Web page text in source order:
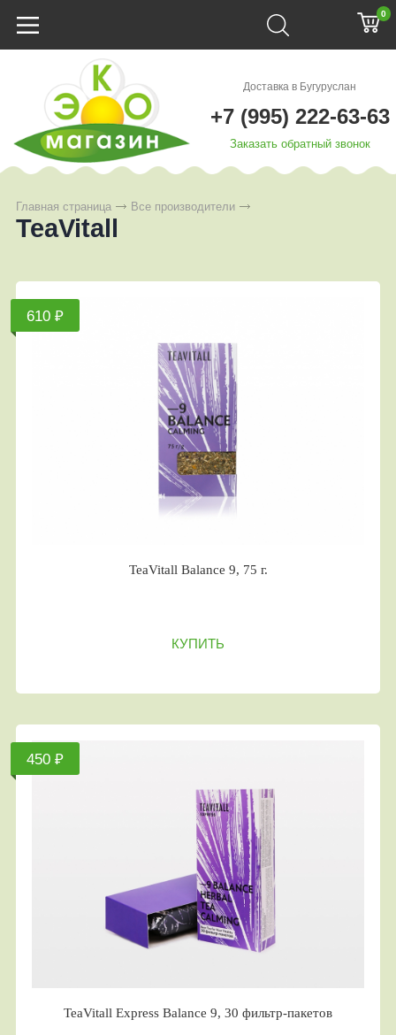
0
Доставка в Бугуруслан
+7 (995) 222-63-63
Заказать обратный звонок
Главная страница Все производители
TeaVitall
610 ₽
TeaVitall Balance 9, 75 г.
КУПИТЬ
450 ₽
TeaVitall Express Balance 9, 30 фильтр-пакетов